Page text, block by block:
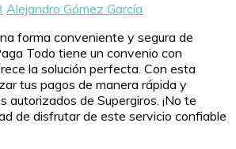
Alejandro Gómez García
forma conveniente y segura de
Todo tiene un convenio con
la solución perfecta. Con esta
tus pagos de manera rápida y
autorizados de Supergiros. ¡No te
de disfrutar de este servicio confiable